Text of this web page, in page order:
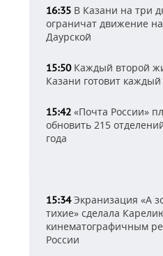
16:35 В Казани на три
ограничат движение
Даурской
15:50Каждый второй
Казани готовит
15:42 «Почта России»
обновить 215
года
15:34Экранизация «А
тихие» сделала
кинематографичным
России